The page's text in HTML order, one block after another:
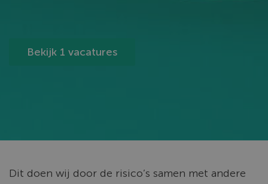
Bekijk 1 vacatures
Dit doen wij door de risico’s samen met andere